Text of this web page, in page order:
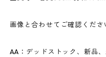
画像と合わせてご確認くださ
AA：デッドストック、新品